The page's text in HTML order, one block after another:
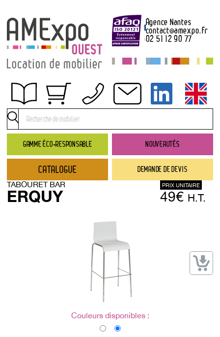
GAMME ÉCO-RESPONSABLE NOUVEAUTÉS
DEMANDE DE DEVIS
Agence Nantes
contact@amexpo.fr
02 51 12 90 77
Obtenir un devis
Conditions générales de location
Conditions de règlement
Catalogue
→ Nouveautés
→ Gamme éco-responsable
CATALOGUE
TABOURET BAR
ERQUY
PRIX UNITAIRE
49€ H.T.
Couleurs disponibles :